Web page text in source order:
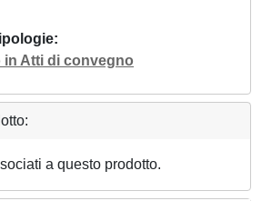
in Atti di convegno
a questo prodotto.